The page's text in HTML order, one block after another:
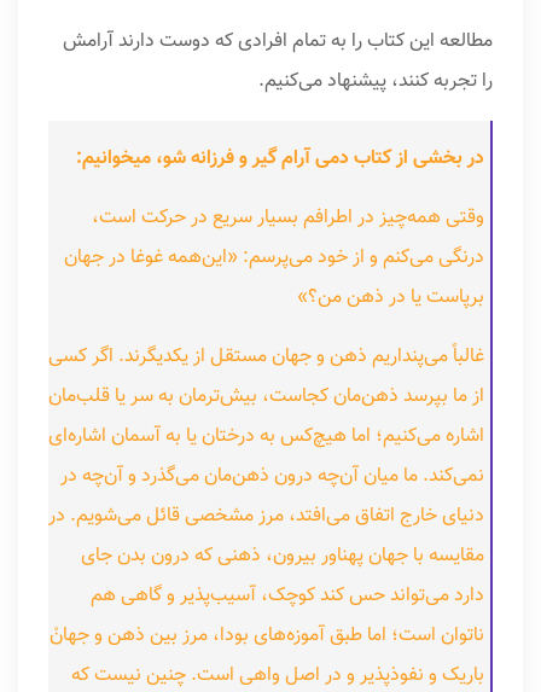
مطالعه این کتاب را به تمام افرادی که دوست دارند آرامش
را تجربه کنند، پیشنهاد می‌کنیم.
در بخشی از کتاب دمی آرام گیر و فرزانه شو، میخوانیم:
وقتی همه‌چیز در اطرافم بسیار سریع در حرکت است،
درنگی می‌کنم و از خود می‌پرسم: «این‌همه غوغا در جهان
برپاست یا در ذهن من؟»
غالباً می‌پنداریم ذهن و جهان مستقل از یکدیگرند. اگر کسی
از ما بپرسد ذهن‌مان کجاست، بیش‌ترمان به سر یا قلب‌مان
اشاره می‌کنیم؛ اما هیچ‌کس به درختان یا به آسمان اشاره‌ای
نمی‌کند. ما میان آن‌چه درون ذهن‌مان می‌گذرد و آن‌چه در
دنیای خارج اتفاق می‌افتد، مرز مشخصی قائل می‌شویم. در
مقایسه با جهان پهناور بیرون، ذهنی که درون بدن جای
دارد می‌تواند حس کند کوچک، آسیب‌پذیر و گاهی هم
ناتوان است؛ اما طبق آموزه‌های بودا، مرز بین ذهن و جهانْ
باریک و نفوذپذیر و در اصل واهی است. چنین نیست که